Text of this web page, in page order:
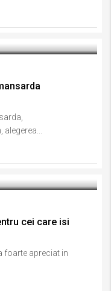
cei care isi
foarte apreciat in